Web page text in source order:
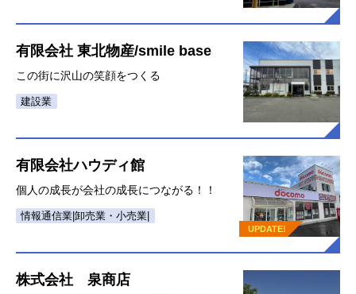
有限会社 東北物産/smile base
この街に沢山の笑顔をつくる
建設業
UPDATE!
有限会社ハウディ館
個人の成長が会社の成長につながる！！
情報通信業|卸売業・小売業|
株式会社 泉商店